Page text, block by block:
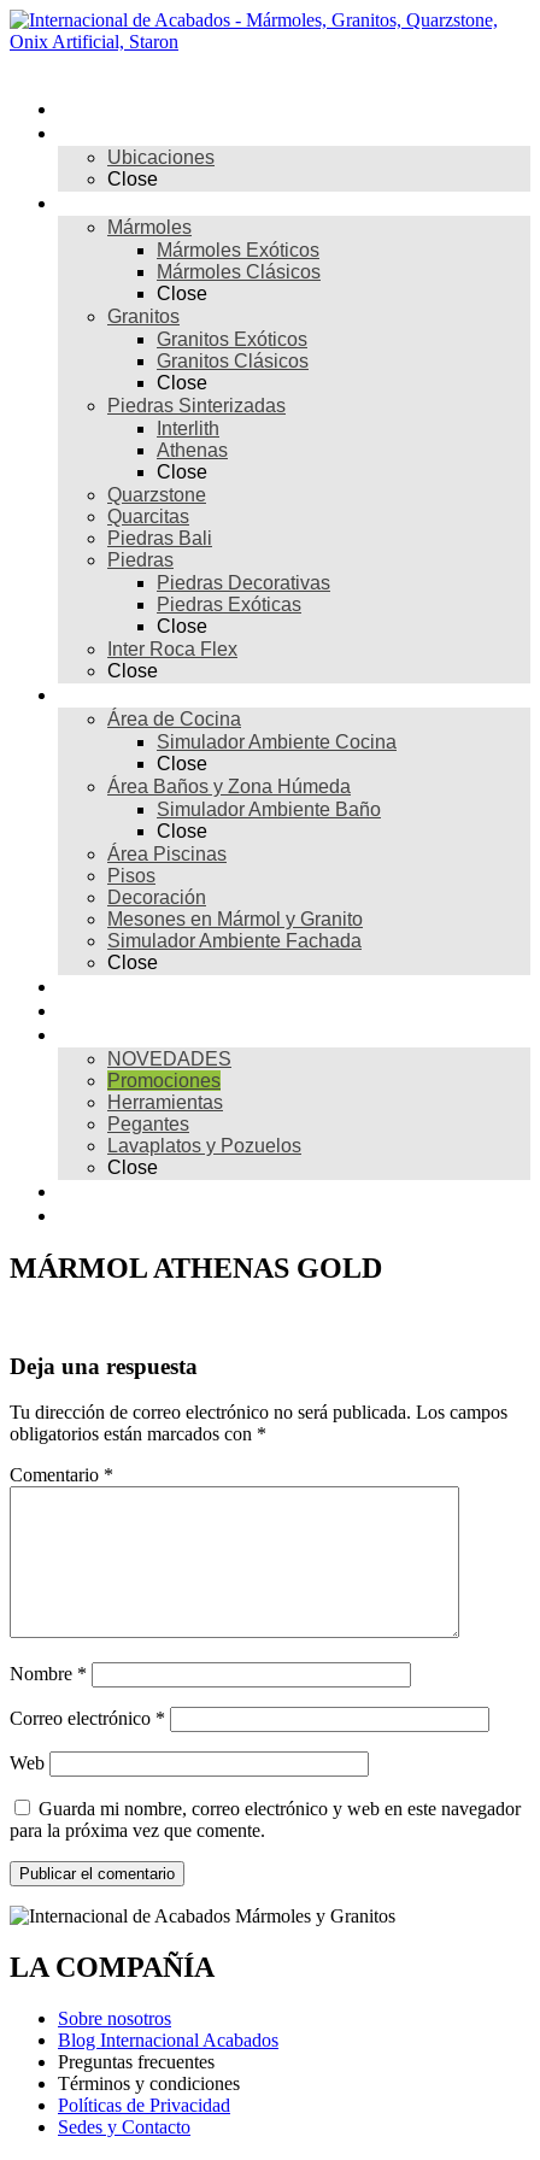
Skip
to
Ubicaciones
Close
Mármoles
Mármoles Exóticos
Mármoles Clásicos
Close
Granitos
Granitos Exóticos
Granitos Clásicos
Close
Piedras Sinterizadas
Interlith
Athenas
Close
Quarzstone
Quarcitas
Piedras Bali
Piedras
Piedras Decorativas
Piedras Exóticas
Close
Inter Roca Flex
Close
Área de Cocina
Simulador Ambiente Cocina
Close
Área Baños y Zona Húmeda
Simulador Ambiente Baño
Close
Área Piscinas
Pisos
Decoración
Mesones en Mármol y Granito
Simulador Ambiente Fachada
Close
NOVEDADES
Promociones
Herramientas
Pegantes
Lavaplatos y Pozuelos
Close
MÁRMOL ATHENAS GOLD
Deja una respuesta
Tu dirección de correo electrónico no será publicada. Los campos
obligatorios están marcados con *
Comentario *
Nombre *
Correo electrónico *
Web
Guarda mi nombre, correo electrónico y web en este navegador
para la próxima vez que comente.
LA COMPAÑÍA
Sobre nosotros
Blog Internacional Acabados
Preguntas frecuentes
Términos y condiciones
Políticas de Privacidad
Sedes y Contacto